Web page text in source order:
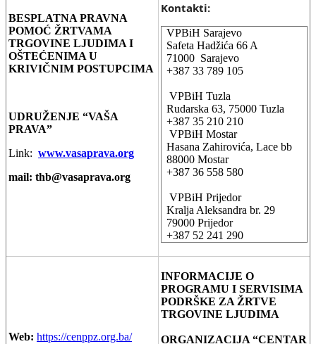
BESPLATNA PRAVNA
POMOĆ ŽRTVAMA
TRGOVINE LJUDIMA I
OŠTEĆENIMA U
KRIVIČNIM POSTUPCIMA
UDRUŽENJE “VAŠA
PRAVA”
Link: www.vasaprava.org
mail: thb@vasaprava.org
Kontakti:
VPBiH Sarajevo
Safeta Hadžića 66 A
71000 Sarajevo
+387 33 789 105
VPBiH Tuzla
Rudarska 63, 75000 Tuzla
+387 35 210 210
VPBiH Mostar
Hasana Zahirovića, Lace bb
88000 Mostar
+387 36 558 580
VPBiH Prijedor
Kralja Aleksandra br. 29
79000 Prijedor
+387 52 241 290
Web: https://cenppz.org.ba/
INFORMACIJE O
PROGRAMU I SERVISIMA
PODRŠKE ZA ŽRTVE
TRGOVINE LJUDIMA
ORGANIZACIJA “CENTAR